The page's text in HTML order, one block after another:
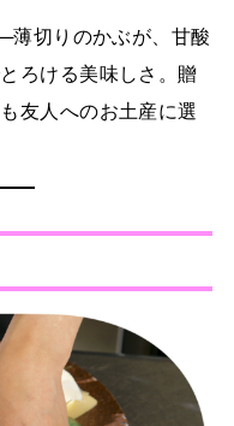
切りのかぶが、甘酸
ろける美味しさ。贈
友人へのお土産に選